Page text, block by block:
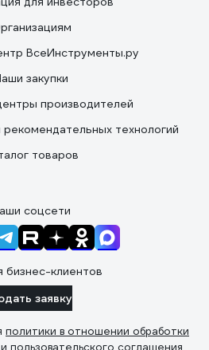
ВсеИнструменты.ру
закупки
производителей
технологий
товаров
соцсети
бизнес-клиентов
заявку
политики в отношении обработки
и пользовательского соглашения